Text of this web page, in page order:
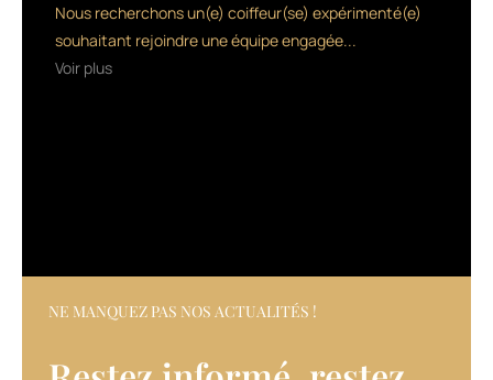
ligne
comprend
Ce
dernier
usage
Nous recherchons un(e) coiffeur(se) expérimenté(e)
souhaitant rejoindre une équipe engagée...
Voir plus
NE MANQUEZ PAS NOS ACTUALITÉS !